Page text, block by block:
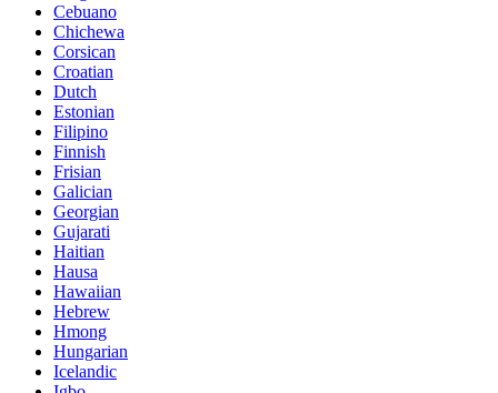
Cebuano
Chichewa
Corsican
Croatian
Dutch
Estonian
Filipino
Finnish
Frisian
Galician
Georgian
Gujarati
Haitian
Hausa
Hawaiian
Hebrew
Hmong
Hungarian
Icelandic